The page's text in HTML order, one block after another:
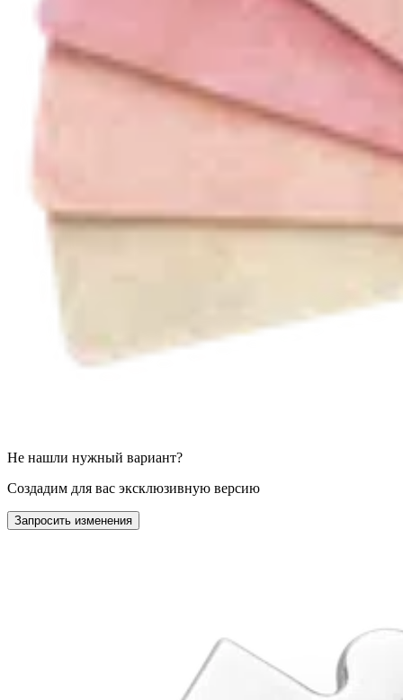
Не нашли нужный вариант?
Создадим для вас эксклюзивную версию
Запросить изменения